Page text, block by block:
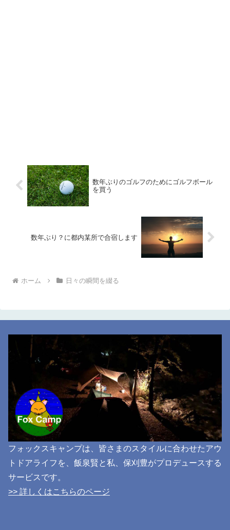
数年ぶりのゴルフのためにゴルフボール
を買う
数年ぶり？に都内某所で合宿します
ホーム 日々の瞬間を綴る
フォックスキャンプは、皆さまのスタイルに合わせたアウ
トドアライフを、飯泉賢と私、保刈豊がプロデュースする
サービスです。
>> 詳しくはこちらのページ